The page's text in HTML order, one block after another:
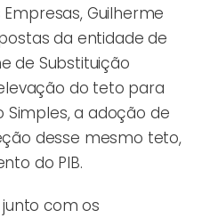
Guilherme
da entidade de
de Substituição
do teto para
a adoção de
desse mesmo teto,
do PIB.
com os